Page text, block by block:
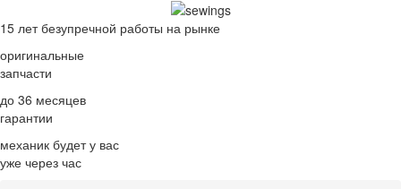
15 летбезупречной работы на рынке
оригинальные
запчасти
до 36 месяцев
гарантии
механик будет у вас
уже через час